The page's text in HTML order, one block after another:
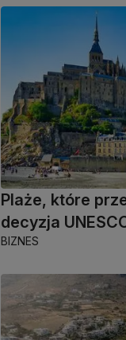
Plaże, które
decyzja
BIZNES